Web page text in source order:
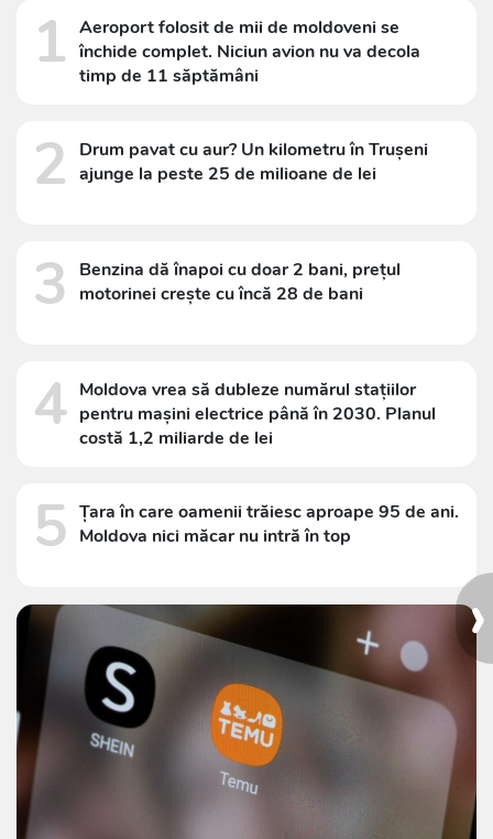
›
1 Aeroport folosit de mii de moldoveni se
închide complet. Niciun avion nu va decola
timp de 11 săptămâni
2
Drum pavat cu aur? Un kilometru în Trușeni
ajunge la peste 25 de milioane de lei
3
Benzina dă înapoi cu doar 2 bani, prețul
motorinei crește cu încă 28 de bani
4 Moldova vrea să dubleze numărul stațiilor
pentru mașini electrice până în 2030. Planul
costă 1,2 miliarde de lei
5 Țara în care oamenii trăiesc aproape 95 de ani.
Moldova nici măcar nu intră în top